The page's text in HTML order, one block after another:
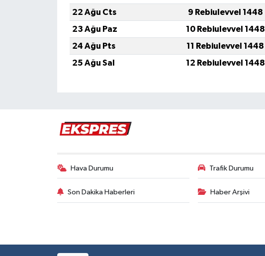
22 Ağu Cts
9 Rebiulevvel 1448
23 Ağu Paz
10 Rebiulevvel 1448
24 Ağu Pts
11 Rebiulevvel 1448
25 Ağu Sal
12 Rebiulevvel 1448
Hava Durumu Trafik Durumu
Son Dakika Haberleri Haber Arşivi
Video Galeri